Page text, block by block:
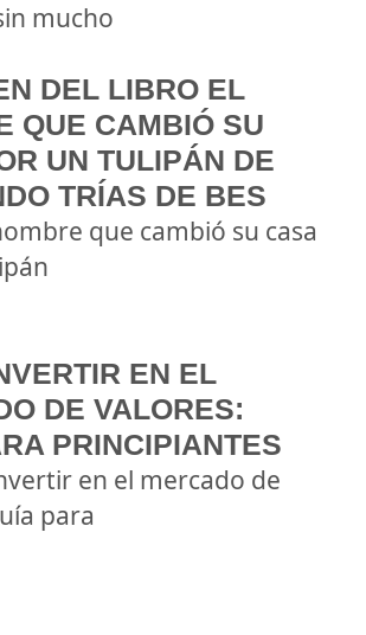
mucho
DEL LIBRO EL
QUE CAMBIÓ SU
UN TULIPÁN DE
TRÍAS DE BES
que cambió su casa
EN EL
DE VALORES:
PRINCIPIANTES
en el mercado de
para